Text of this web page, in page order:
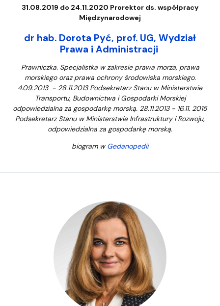
31.08.2019 do 24.11.2020 Prorektor ds. współpracy
Międzynarodowej
dr hab. Dorota Pyć, prof. UG, Wydział
Prawa i Administracji
Prawniczka. Specjalistka w zakresie prawa morza, prawa
morskiego oraz prawa ochrony środowiska morskiego.
4.09.2013 - 28.11.2013 Podsekretarz Stanu w Ministerstwie
Transportu, Budownictwa i Gospodarki Morskiej
odpowiedzialna za gospodarkę morską. 28.11.2013 - 16.11. 2015
Podsekretarz Stanu w Ministerstwie Infrastruktury i Rozwoju,
odpowiedzialna za gospodarkę morską.
biogram w Gedanopedii